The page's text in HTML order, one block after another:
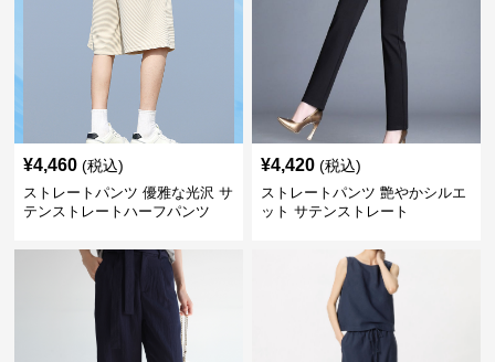
¥4,460 (税込)
ストレートパンツ 優雅な光沢 サ
テンストレートハーフパンツ
¥4,420 (税込)
ストレートパンツ 艶やかシルエ
ット サテンストレート